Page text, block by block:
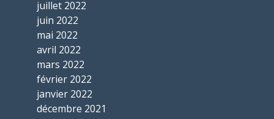
juillet 2022
juin 2022
mai 2022
avril 2022
mars 2022
février 2022
janvier 2022
décembre 2021